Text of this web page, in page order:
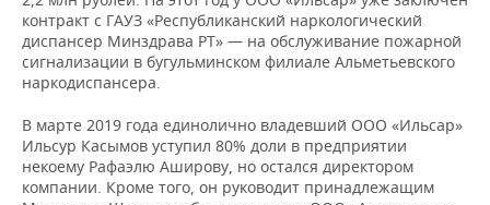
контракт с ГАУЗ «Республиканский наркологический
диспансер Минздрава РТ» — на обслуживание пожарной
сигнализации в бугульминском филиале Альметьевского
наркодиспансера.
В марте 2019 года единолично владевший ООО «Ильсар»
Ильсур Касымов уступил 80% доли в предприятии
некоему Рафаэлю Аширову, но остался директором
компании. Кроме того, он руководит принадлежащим